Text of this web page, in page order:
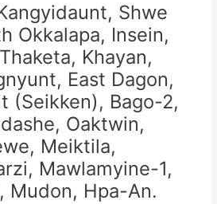
Shwe
Okkalapa, Insein,
Khayan,
East Dagon,
(Seikken), Bago-2,
Oaktwin,
Meiktila,
Mawlamyine-1,
Mudon, Hpa-An.